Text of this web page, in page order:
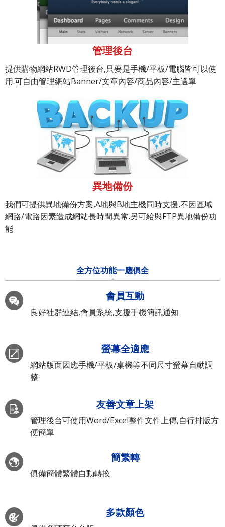
管理後台
提供購物網站RWD管理後台,只要是手機/平板/電腦皆可以使
用.可自由管理網站Banner/文章內容/商品內容/主選單
異地備份
我們可提供異地備份方案,A地與B地主機同時支援,不因區域
網路/電路因素造成網站長時間異常.另可給與FTP異地備份功
能
全方位功能一應俱全
會員互動
良好社群連結,會員系統,支援手機簡訊通知
螢幕全適應
網站版面因應手機/平板/桌機等不同尺寸螢幕自動調
整
友善文章上架
管理後台可使用Word/Excel整件文件上傳,自行排版方
便簡單
簡繁轉
俱備簡體繁體自動轉換
多款顏色